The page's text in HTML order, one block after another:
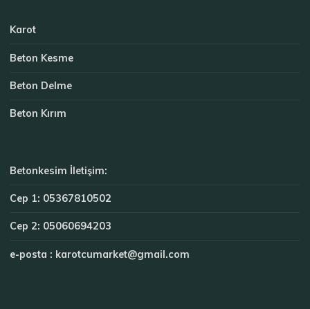
Karot
Beton Kesme
Beton Delme
Beton Kırım
Betonkesim İletişim:
Cep 1: 05367810502
Cep 2: 05060694203
e-posta : karotcumarket@gmail.com